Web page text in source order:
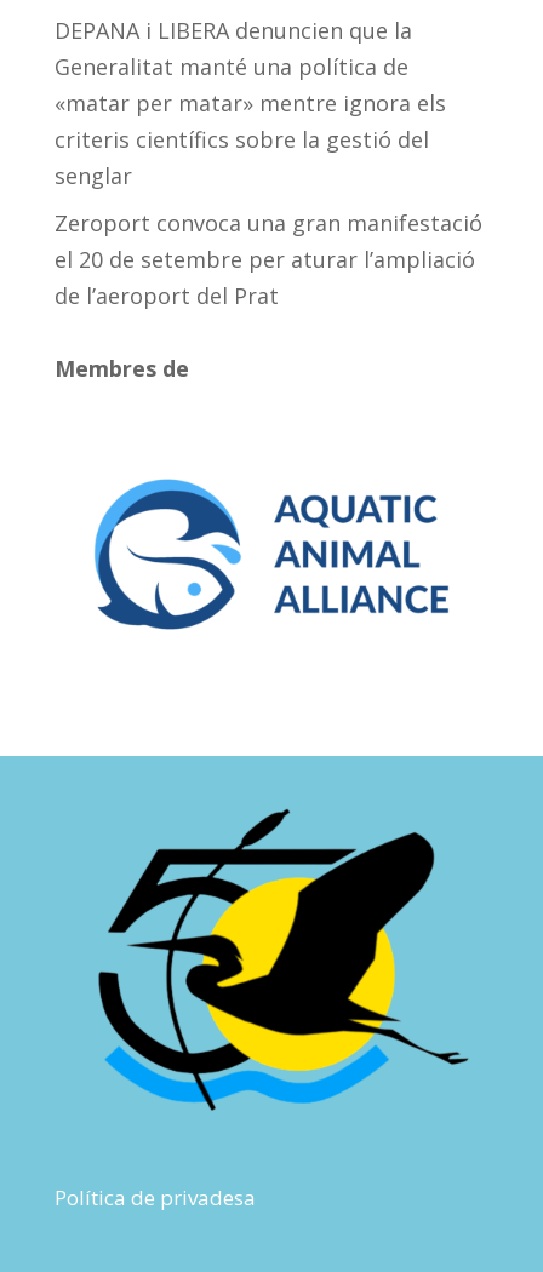
DEPANA i LIBERA denuncien que la
Generalitat manté una política de
«matar per matar» mentre ignora els
criteris científics sobre la gestió del
senglar
Zeroport convoca una gran manifestació
el 20 de setembre per aturar l’ampliació
de l’aeroport del Prat
Membres de
Política de privadesa